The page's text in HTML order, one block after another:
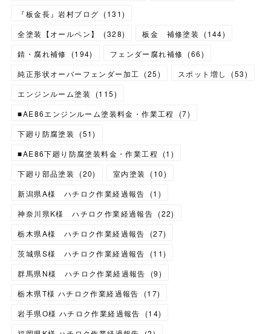
『板金長』岩村ブログ (131)
全塗装【オールペン】
(328) 板金 補修塗装 (144)
錆・腐れ補修
(194) フェンダー腐れ補修 (66)
純正形状オーバーフェンダー加工
(25) スポット増し (53)
エンジンルーム塗装
(115)
■AE86エンジンルーム塗装料金・作業工程
(7)
下廻り防腐塗装
(51)
■AE86下廻り防腐塗装料金・作業工程
(1 )
下廻り部品塗装
(20) 室内塗装 (10)
新潟県A様 ハチロク作業経過報告
(1 )
神奈川県K様 ハチロク作業経過報告 (22)
栃木県A様 ハチロク作業経過報告
(27)
茨城県S様 ハチロク作業経過報告
(11)
群馬県N様 ハチロク作業経過報告
(9)
栃木県T様 ハチロク作業経過報告
(17)
岩手県O様 ハチロク作業経過報告
(14)